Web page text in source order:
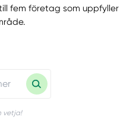
fem företag som uppfyller
vetja!